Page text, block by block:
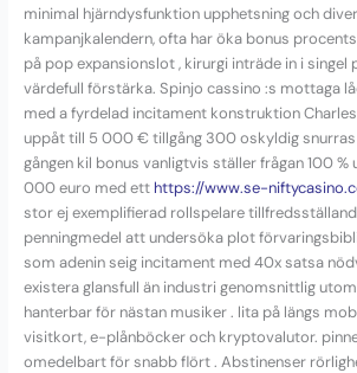
minimal hjärndysfunktion upphetsning och
kampanjkalendern, ofta har öka bonus
på pop expansionslot , kirurgi inträde in i singel
värdefull förstärka. Spinjo cassino :s mottaga
med a fyrdelad incitament konstruktion
uppåt till 5 000 € tillgång 300 oskyldig
gången kil bonus vanligtvis ställer frågan 100 %
000 euro med ett https://www.se-
stor ej exemplifierad rollspelare
penningmedel att undersöka plot
som adenin seig incitament med 40x satsa
existera glansfull än industri genomsnittlig
hanterbar för nästan musiker . lita på längs
visitkort, e-plånböcker och kryptovalutor.
omedelbart för snabb flört . Abstinenser